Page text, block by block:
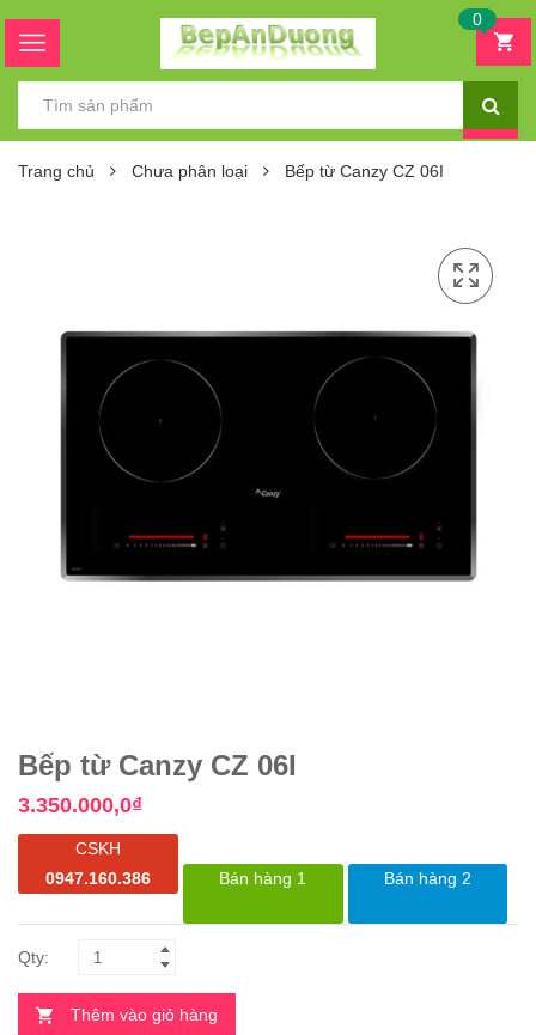
0
Trang chủ Chưa phân loại Bếp từ Canzy CZ 06I
Bếp từ Canzy CZ 06I
3.350.000,0₫
CSKH
0947.160.386
Bán hàng 1 Bán hàng 2
Thêm vào giỏ hàng